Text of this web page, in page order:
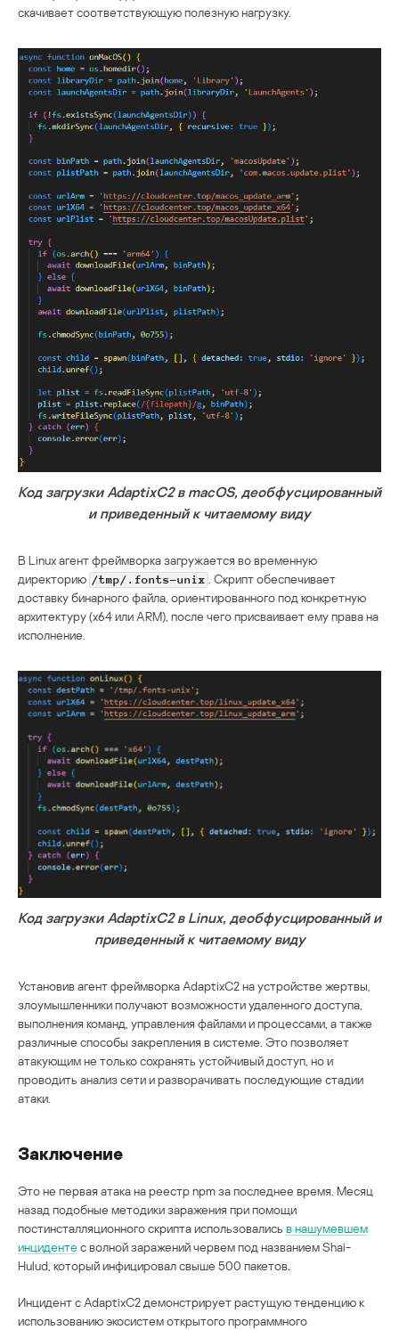
скачивает соответствующую полезную нагрузку.
Код загрузки AdaptixC2 в macOS, деобфусцированный
и приведенный к читаемому виду
В Linux агент фреймворка загружается во временную
директорию /tmp/.fonts-unix
. Скрипт обеспечивает
доставку бинарного файла, ориентированного под конкретную
архитектуру (x64 или ARM), после чего присваивает ему права на
исполнение.
Код загрузки AdaptixC2 в Linux, деобфусцированный и
приведенный к читаемому виду
Установив агент фреймворка AdaptixC2 на устройстве жертвы,
злоумышленники получают возможности удаленного доступа,
выполнения команд, управления файлами и процессами, а также
различные способы закрепления в системе. Это позволяет
атакующим не только сохранять устойчивый доступ, но и
проводить анализ сети и разворачивать последующие стадии
атаки.
Заключение
Это не первая атака на реестр npm за последнее время. Месяц
назад подобные методики заражения при помощи
постинсталляционного скрипта использовались в нашумевшем
инциденте с волной заражений червем под названием Shai-
Hulud, который инфицировал свыше 500 пакетов.
Инцидент с AdaptixC2 демонстрирует растущую тенденцию к
использованию экосистем открытого программного